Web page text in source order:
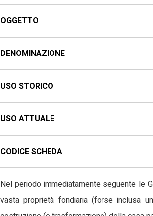
OGGETTO
DENOMINAZIONE
USO STORICO
USO ATTUALE
CODICE SCHEDA
Nel periodo immediatamente seguente le
vasta proprietà fondiaria (forse inclusa